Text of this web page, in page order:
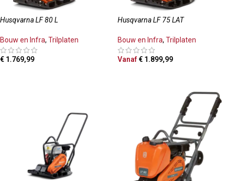
Husqvarna LF 80 L
Bouw en Infra, Trilplaten
€ 1.769,99
Husqvarna LF 75 LAT
Bouw en Infra, Trilplaten
Vanaf€ 1.899,99